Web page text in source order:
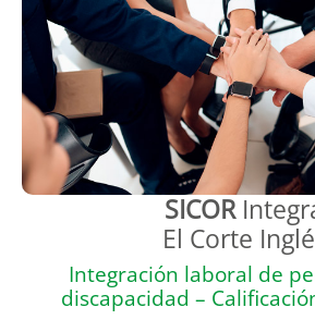
SICOR
El Corte
Integración laboral de
discapacidad –